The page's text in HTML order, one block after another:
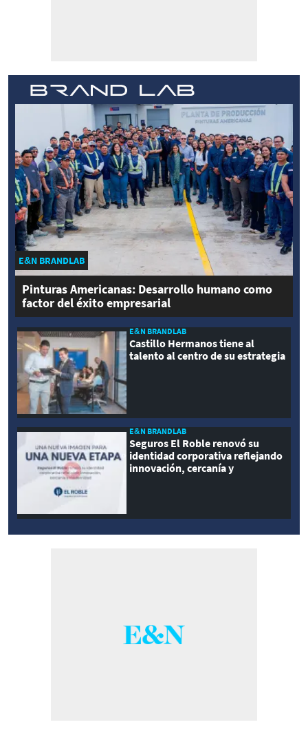
E&N BRANDLAB
Pinturas Americanas: Desarrollo humano como
factor del éxito empresarial
E&N BRANDLAB
Castillo Hermanos tiene al
talento al centro de su estrategia
E&N BRANDLAB
Seguros El Roble renovó su
identidad corporativa reflejando
innovación, cercanía y